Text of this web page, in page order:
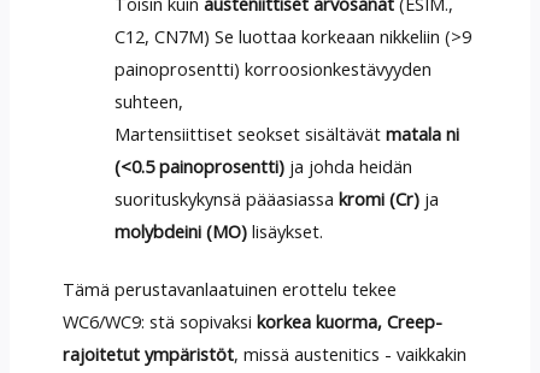
C12, CN7M) Se luottaa korkeaan nikkeliin (>9
painoprosentti) korroosionkestävyyden
suhteen,
Martensiittiset seokset sisältävätmatala ni
(<0.5 painoprosentti) ja johda heidän
suorituskykynsä pääasiassakromi (Cr) ja
molybdeini (MO) lisäykset.
Tämä perustavanlaatuinen erottelu tekee
WC6/WC9: stä sopivaksi korkea kuorma, Creep-
rajoitetut ympäristöt, missä austenitics - vaikkakin